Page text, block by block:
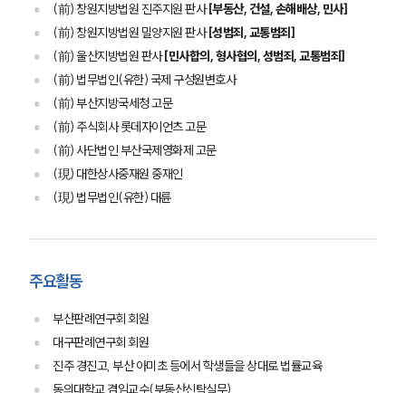
(前) 창원지방법원 진주지원 판사[부동산, 건설, 손해배상, 민사]
(前) 창원지방법원 밀양지원 판사[성범죄, 교통범죄]
(前) 울산지방법원 판사[민사합의, 형사협의, 성범죄, 교통범죄]
(前) 법무법인(유한) 국제 구성원변호사
(前) 부산지방국세청 고문
(前) 주식회사 롯데자이언츠 고문
(前) 사단법인 부산국제영화제 고문
(現) 대한상사중재원 중재인
(現) 법무법인(유한) 대륜
주요활동
부산판례연구회 회원
대구판례연구회 회원
진주 경진고, 부산 아미초 등에서 학생들을 상대로 법률교육
동의대학교 겸임교수(부동산신탁실무)